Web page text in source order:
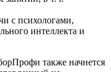
с психологами,
интеллекта и
также начнется